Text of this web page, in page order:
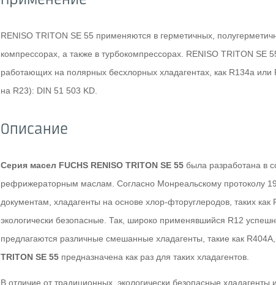
RENISO TRITON SE 55 применяются в герметичных,
компрессорах, а также в турбокомпрессорах. RENISO TRITON
работающих на полярных бесхлорных хладагентах, как R134a или
на R23): DIN 51 503 KD.
Описание
Серия масел FUCHS RENISO TRITON SE 55была разработана в
рефрижераторным маслам. Согласно Монреальскому протоколу
документам, хладагенты на основе хлор-фторуглеродов, таких
экологически безопасные. Так, широко применявшийся R12
предлагаются различные смешанные хладагенты, такие как
TRITON SE 55предназначена как раз для таких хладагентов.
В отличие от традиционных, экологически безопасные